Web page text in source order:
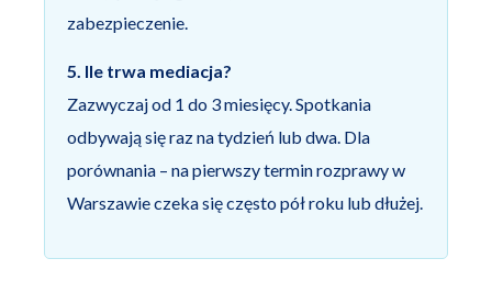
zabezpieczenie.
5. Ile trwa mediacja?
Zazwyczaj od 1 do 3 miesięcy. Spotkania
odbywają się raz na tydzień lub dwa. Dla
porównania – na pierwszy termin rozprawy w
Warszawie czeka się często pół roku lub dłużej.